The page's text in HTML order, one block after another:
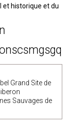
et historique et du
Grand Site de
Sauvages de